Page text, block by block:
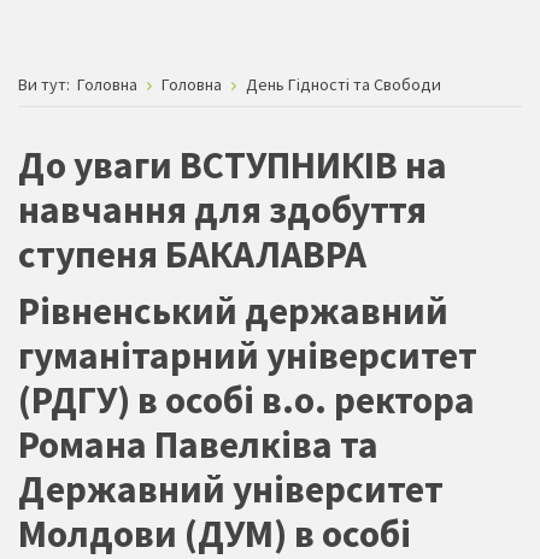
Ви тут: Головна Головна День Гідності та Свободи
До уваги ВСТУПНИКІВ на
навчання для здобуття
ступеня БАКАЛАВРА
Рівненський державний
гуманітарний університет
(РДГУ) в особі в.о. ректора
Романа Павелківа та
Державний університет
Молдови (ДУМ) в особі